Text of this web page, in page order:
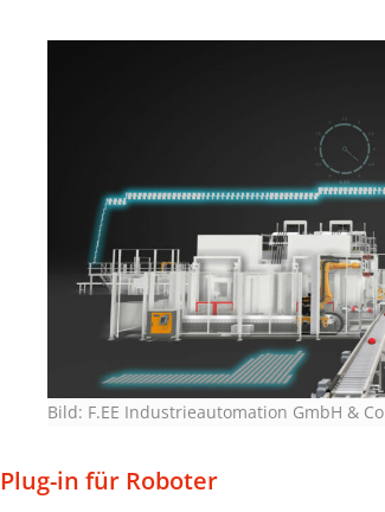
Bild: F.EE Industrieautomation GmbH &
Plug-in für Roboter